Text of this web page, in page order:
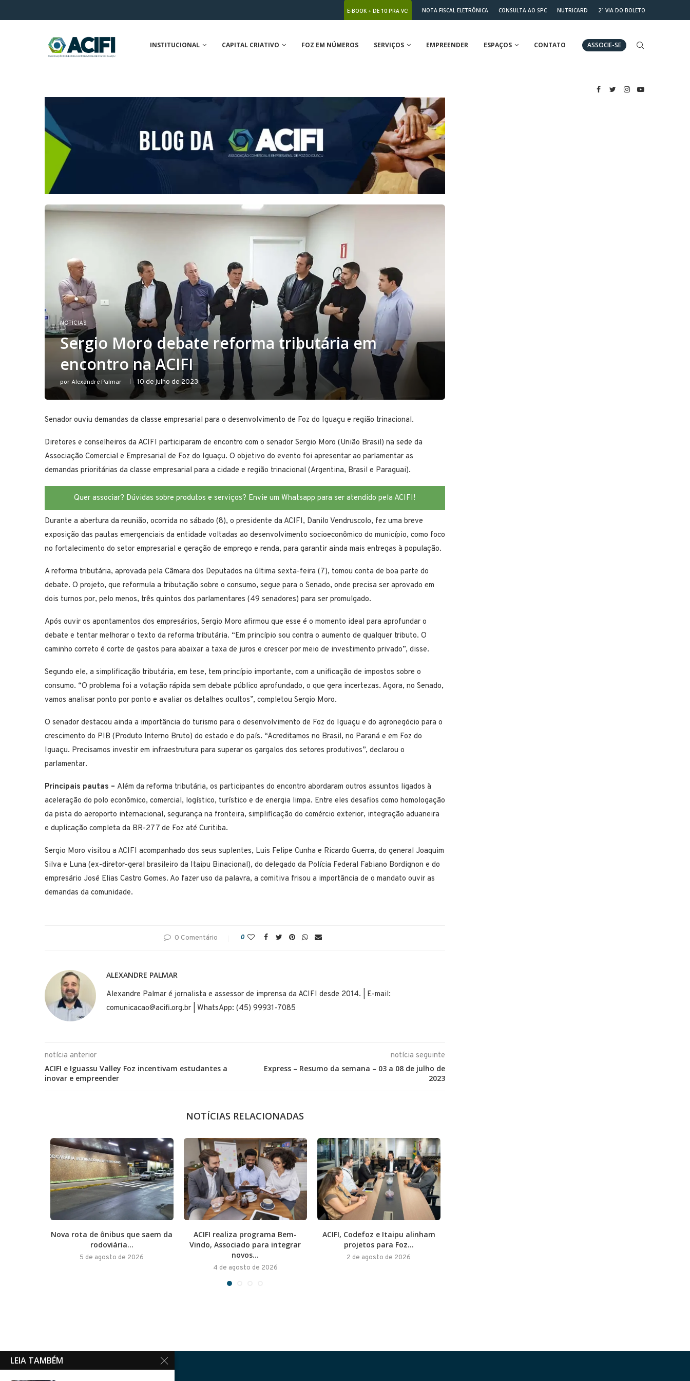
E-BOOK + DE 10 PRA VC! NOTA FISCAL ELETRÔNICA CONSULTA AO SPC NUTRICARD 2ª VIA DO BOLETO
INSTITUCIONAL CAPITAL CRIATIVO FOZ EM NÚMEROS SERVIÇOS EMPREENDER ESPAÇOS CONTATO ASSOCIE-SE
NOTÍCIAS
Sergio Moro debate reforma tributária em
encontro na ACIFI
porAlexandre Palmar 10 de julho de 2023
Senador ouviu demandas da classe empresarial para o desenvolvimento de Foz do Iguaçu e região trinacional.
Diretores e conselheiros da ACIFI participaram de encontro com o senador Sergio Moro (União Brasil) na sede da
Associação Comercial e Empresarial de Foz do Iguaçu. O objetivo do evento foi apresentar ao parlamentar as
demandas prioritárias da classe empresarial para a cidade e região trinacional (Argentina, Brasil e Paraguai).
Quer associar? Dúvidas sobre produtos e serviços? Envie um Whatsapp para ser atendido pela ACIFI!
Durante a abertura da reunião, ocorrida no sábado (8), o presidente da ACIFI, Danilo Vendruscolo, fez uma breve
exposição das pautas emergenciais da entidade voltadas ao desenvolvimento socioeconômico do município, como foco
no fortalecimento do setor empresarial e geração de emprego e renda, para garantir ainda mais entregas à população.
A reforma tributária, aprovada pela Câmara dos Deputados na última sexta-feira (7), tomou conta de boa parte do
debate. O projeto, que reformula a tributação sobre o consumo, segue para o Senado, onde precisa ser aprovado em
dois turnos por, pelo menos, três quintos dos parlamentares (49 senadores) para ser promulgado.
Após ouvir os apontamentos dos empresários, Sergio Moro afirmou que esse é o momento ideal para aprofundar o
debate e tentar melhorar o texto da reforma tributária. “Em princípio sou contra o aumento de qualquer tributo. O
caminho correto é corte de gastos para abaixar a taxa de juros e crescer por meio de investimento privado”, disse.
Segundo ele, a simplificação tributária, em tese, tem princípio importante, com a unificação de impostos sobre o
consumo. “O problema foi a votação rápida sem debate público aprofundado, o que gera incertezas. Agora, no Senado,
vamos analisar ponto por ponto e avaliar os detalhes ocultos”, completou Sergio Moro.
O senador destacou ainda a importância do turismo para o desenvolvimento de Foz do Iguaçu e do agronegócio para o
crescimento do PIB (Produto Interno Bruto) do estado e do país. “Acreditamos no Brasil, no Paraná e em Foz do
Iguaçu. Precisamos investir em infraestrutura para superar os gargalos dos setores produtivos”, declarou o
parlamentar.
Principais pautas – Além da reforma tributária, os participantes do encontro abordaram outros assuntos ligados à
aceleração do polo econômico, comercial, logístico, turístico e de energia limpa. Entre eles desafios como homologação
da pista do aeroporto internacional, segurança na fronteira, simplificação do comércio exterior, integração aduaneira
e duplicação completa da BR-277 de Foz até Curitiba.
Sergio Moro visitou a ACIFI acompanhado dos seus suplentes, Luis Felipe Cunha e Ricardo Guerra, do general Joaquim
Silva e Luna (ex-diretor-geral brasileiro da Itaipu Binacional), do delegado da Polícia Federal Fabiano Bordignon e do
empresário José Elias Castro Gomes. Ao fazer uso da palavra, a comitiva frisou a importância de o mandato ouvir as
demandas da comunidade.
0 Comentário 0
ALEXANDRE PALMAR
Alexandre Palmar é jornalista e assessor de imprensa da ACIFI desde 2014. | E-mail:
comunicacao@acifi.org.br | WhatsApp: (45) 99931-7085
notícia anterior
ACIFI e Iguassu Valley Foz incentivam estudantes a
inovar e empreender
notícia seguinte
Express – Resumo da semana – 03 a 08 de julho de
2023
NOTÍCIAS RELACIONADAS
Nova rota de ônibus que saem da
rodoviária...
5 de agosto de 2026
ACIFI realiza programa Bem-
Vindo, Associado para integrar
novos...
4 de agosto de 2026
ACIFI, Codefoz e Itaipu alinham
projetos para Foz...
2 de agosto de 2026
LEIA TAMBÉM